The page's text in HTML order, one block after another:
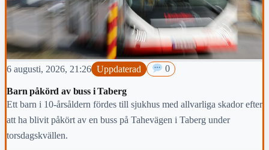
6 augusti, 2026, 21:26 Uppdaterad 0
Barn påkörd av buss i Taberg
Ett barn i 10-årsåldern fördes till sjukhus med allvarliga skador efter
att ha blivit påkört av en buss på Tahevägen i Taberg under
torsdagskvällen.